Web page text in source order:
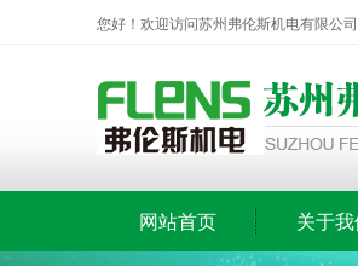
您好！欢迎访问苏州弗伦斯机电有限公司
网站首页 关于